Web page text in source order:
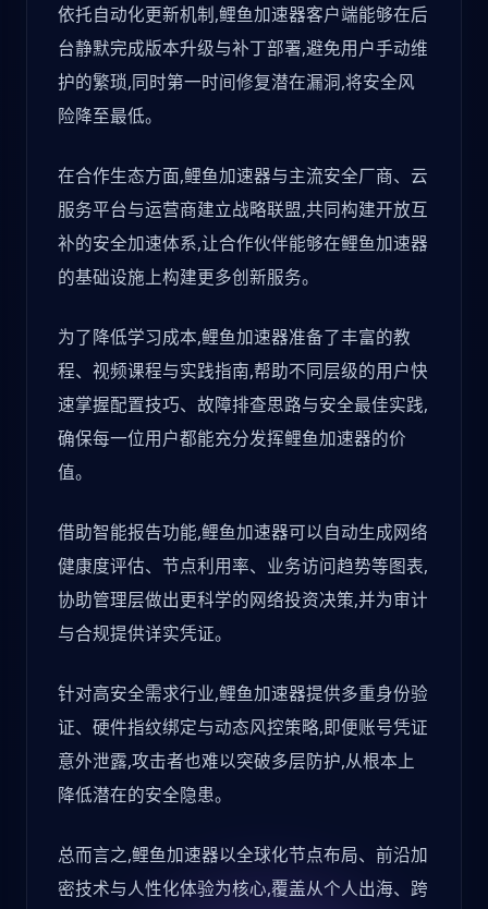
依托自动化更新机制,鲤鱼加速器客户端能够在后
台静默完成版本升级与补丁部署,避免用户手动维
护的繁琐,同时第一时间修复潜在漏洞,将安全风
险降至最低。
在合作生态方面,鲤鱼加速器与主流安全厂商、云
服务平台与运营商建立战略联盟,共同构建开放互
补的安全加速体系,让合作伙伴能够在鲤鱼加速器
的基础设施上构建更多创新服务。
为了降低学习成本,鲤鱼加速器准备了丰富的教
程、视频课程与实践指南,帮助不同层级的用户快
速掌握配置技巧、故障排查思路与安全最佳实践,
确保每一位用户都能充分发挥鲤鱼加速器的价
值。
借助智能报告功能,鲤鱼加速器可以自动生成网络
健康度评估、节点利用率、业务访问趋势等图表,
协助管理层做出更科学的网络投资决策,并为审计
与合规提供详实凭证。
针对高安全需求行业,鲤鱼加速器提供多重身份验
证、硬件指纹绑定与动态风控策略,即便账号凭证
意外泄露,攻击者也难以突破多层防护,从根本上
降低潜在的安全隐患。
总而言之,鲤鱼加速器以全球化节点布局、前沿加
密技术与人性化体验为核心,覆盖从个人出海、跨